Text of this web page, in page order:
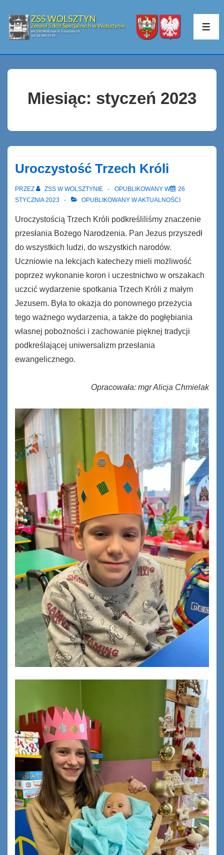
Skip
Miesiąc: styczeń 2023
Uroczystość Trzech Króli
PRZEZ ZSS W WOLSZTYNIE OPUBLIKOWANY W
26
STYCZNIA 2023
OPUBLIKOWANY WAKTUALNOŚCI
Uroczystością Trzech Króli podkreśliliśmy znaczenie
przesłania Bożego Narodzenia. Pan Jezus przyszedł
do wszystkich ludzi, do wszystkich narodów.
Uczniowie na lekcjach katechezy mieli możliwość
poprzez wykonanie koron i uczestnictwo w orszakach
uczcić wydarzenie spotkania Trzech Króli z małym
Jezusem. Była to okazja do ponownego przeżycia
tego ważnego wydarzenia, a także do pogłębiania
własnej pobożności i zachowanie pięknej tradycji
podkreślającej uniwersalizm przesłania
ewangelicznego.
Opracowała: mgr Alicja Chmielak